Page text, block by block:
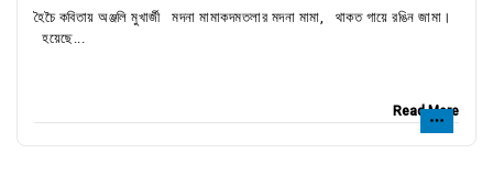
হৈচৈ কবিতায় অঞ্জলি মুখার্জী মদনা মামাকদমতলার মদনা মামা, থাকত গায়ে রঙিন জামা।
হয়েছে...
Read More